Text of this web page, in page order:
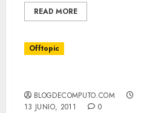
READ MORE
Offtopic
BLOGDECOMPUTO.COM
13 JUNIO, 2011
0